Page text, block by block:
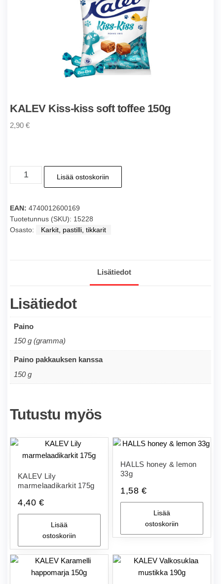
KALEV Kiss-kiss soft toffee 150g
2,90 €
KALEV
Kiss-
soft
toffee
150g
Lisää ostoskoriin
EAN: 4740012600169
Tuotetunnus (SKU): 15228
Osasto:
Karkit, pastilli, tikkarit
Lisätiedot
Lisätiedot
Paino
150 g (gramma)
Paino pakkauksen kanssa
150 g
Tutustu myös
KALEV Lily
marmelaadikarkit 175g
4,40 €
Lisää
ostoskoriin
HALLS honey & lemon
33g
1,58 €
Lisää
ostoskoriin